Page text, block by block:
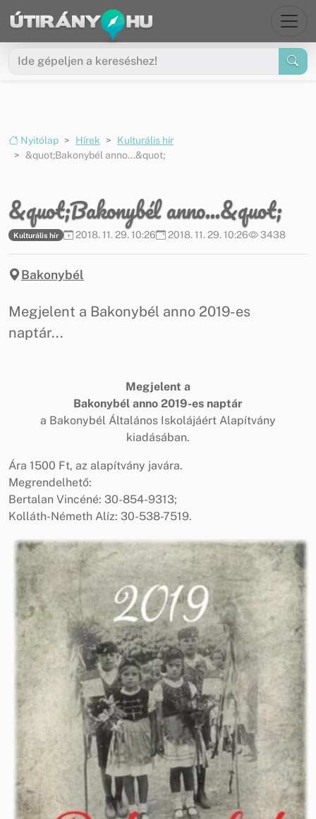
Ugrás a menüre
Ugrás a tartalomra
Nyitólap Hírek
Kulturális hír
&quot;Bakonybél anno...&quot;
&quot;Bakonybél anno...&quot;
Kulturális hír 2018. 11. 29. 10:26 2018. 11. 29. 10:26 3438
Bakonybél
Megjelent a Bakonybél anno 2019-es
naptár...
Megjelent a
Bakonybél anno 2019-es naptár
a Bakonybél Általános Iskolájáért Alapítvány
kiadásában.
Ára 1500 Ft, az alapítvány javára.
Megrendelhető:
Bertalan Vincéné: 30-854-9313;
Kolláth-Németh Alíz: 30-538-7519.